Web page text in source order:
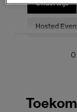
Onderwijs
Hosted
0